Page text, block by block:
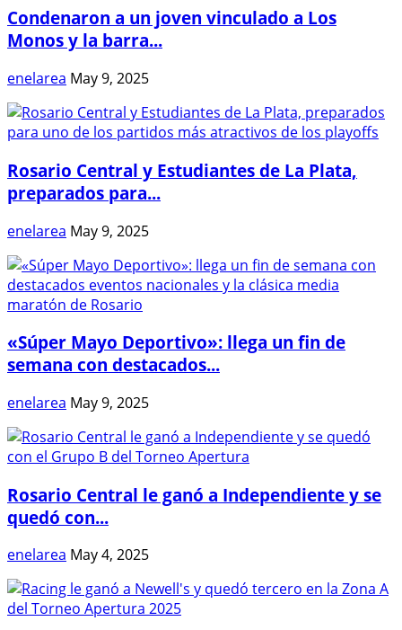
Condenaron a un joven vinculado a Los
Monos y la barra...
enelarea May 9, 2025
Rosario Central y Estudiantes de La Plata,
preparados para...
enelarea May 9, 2025
«Súper Mayo Deportivo»: llega un fin de
semana con destacados...
enelarea May 9, 2025
Rosario Central le ganó a Independiente y se
quedó con...
enelarea May 4, 2025